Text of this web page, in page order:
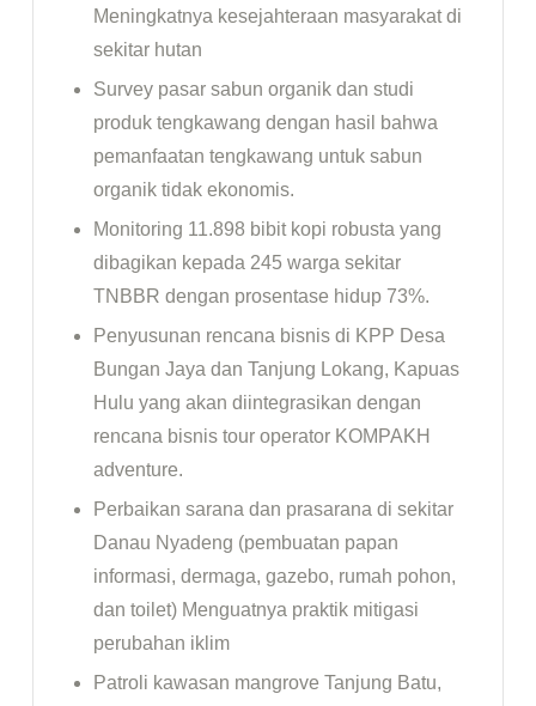
Meningkatnya kesejahteraan masyarakat di
sekitar hutan
Survey pasar sabun organik dan studi
produk tengkawang dengan hasil bahwa
pemanfaatan tengkawang untuk sabun
organik tidak ekonomis.
Monitoring 11.898 bibit kopi robusta yang
dibagikan kepada 245 warga sekitar
TNBBR dengan prosentase hidup 73%.
Penyusunan rencana bisnis di KPP Desa
Bungan Jaya dan Tanjung Lokang, Kapuas
Hulu yang akan diintegrasikan dengan
rencana bisnis tour operator KOMPAKH
adventure.
Perbaikan sarana dan prasarana di sekitar
Danau Nyadeng (pembuatan papan
informasi, dermaga, gazebo, rumah pohon,
dan toilet) Menguatnya praktik mitigasi
perubahan iklim
Patroli kawasan mangrove Tanjung Batu,